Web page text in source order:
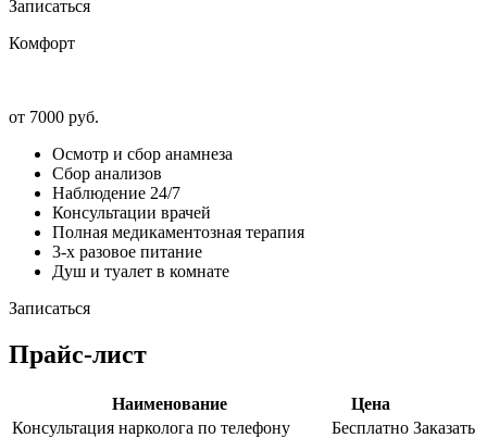
Записаться
Комфорт
от 7000 руб.
Осмотр и сбор анамнеза
Сбор анализов
Наблюдение 24/7
Консультации врачей
Полная медикаментозная терапия
3-х разовое питание
Душ и туалет в комнате
Записаться
Прайс-лист
Наименование
Цена
Консультация нарколога по телефону
Бесплатно Заказать